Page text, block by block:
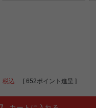
税込 [ 652ポイント進呈 ]